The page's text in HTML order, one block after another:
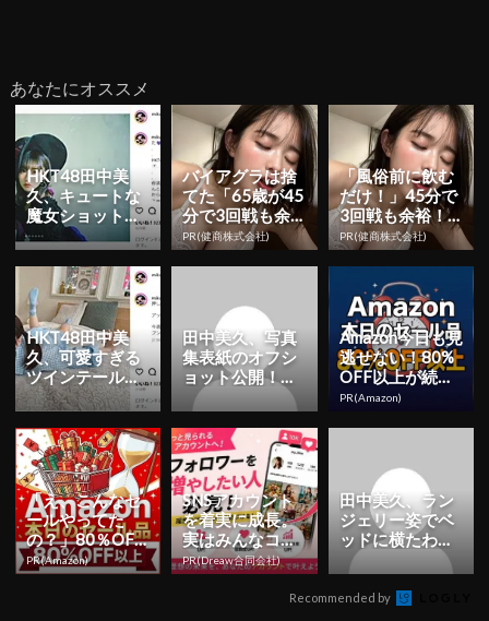
あなたにオススメ
HKT48田中美
久、キュートな
魔女ショット！
ハロウィンコン
サートの仮装姿
を公開
バイアグラは捨
てた「65歳が45
分で3回戦も余
裕」1日31円で
朝まで絶好調！
PR(健商株式会社)
「風俗前に飲む
だけ！」45分で
3回戦も余裕！1
日31円で朝まで
絶好調
PR(健商株式会社)
HKT48田中美
久、可愛すぎる
ツインテール＆
シャツ姿のオフ
ショット公開！
田中美久、写真
集表紙のオフシ
ョット公開！
「美しすぎてド
キドキ」「セク
シーで最高」...
Amazon今日も見
逃せない！80%
OFF以上が続々
登場
PR(Amazon)
「え、こんなセ
ールやってた
の？」80％OFF
以上が続々登
場！Amazonの本
PR(Amazon)
SNSアカウント
を着実に成長。
実はみんなココ
使ってます。
PR(Dreaw合同会社)
田中美久、ラン
ジェリー姿でベ
ッドに横たわる
ショット公開！
「スタイル良く
て素敵」「...
Recommended by